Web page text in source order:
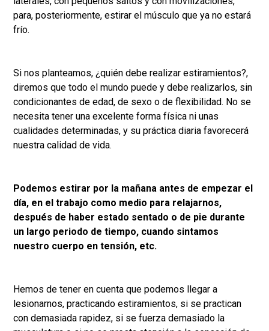
para, posteriormente, estirar el músculo que ya no estará
frío.
Si nos planteamos, ¿quién debe realizar estiramientos?,
diremos que todo el mundo puede y debe realizarlos, sin
condicionantes de edad, de sexo o de flexibilidad. No se
necesita tener una excelente forma física ni unas
cualidades determinadas, y su práctica diaria favorecerá
nuestra calidad de vida.
Podemos estirar por la mañana antes de empezar el
día, en el trabajo como medio para relajarnos,
después de haber estado sentado o de pie durante
un largo periodo de tiempo, cuando sintamos
nuestro cuerpo en tensión, etc.
Hemos de tener en cuenta que podemos llegar a
lesionarnos, practicando estiramientos, si se practican
con demasiada rapidez, si se fuerza demasiado la